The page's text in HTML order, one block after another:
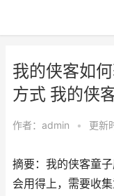
我的侠客如
方式 我的侠
作者： admin • 更新
摘要：我的侠客童
会用得上，需要收